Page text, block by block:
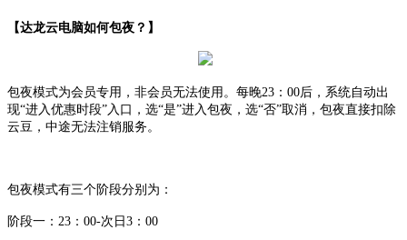
【达龙云电脑如何包夜？】
包夜模式为会员专用，非会员无法使用。每晚23：00后，系统自动出
现“进入优惠时段”入口，选“是”进入包夜，选“否”取消，包夜直接扣除
云豆，中途无法注销服务。
包夜模式有三个阶段分别为：
阶段一： 23：00-次日3：00